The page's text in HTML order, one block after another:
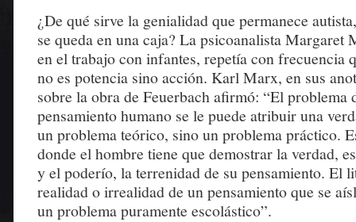
¿De qué sirve la genialidad que permanece
se queda en una caja? La psicoanalista Margaret
en el trabajo con infantes, repetía con frecuencia
no es potencia sino acción. Karl Marx, en sus
sobre la obra de Feuerbach afirmó: “El problema
pensamiento humano se le puede atribuir una
un problema teórico, sino un problema práctico.
donde el hombre tiene que demostrar la verdad,
y el poderío, la terrenidad de su pensamiento. El
realidad o irrealidad de un pensamiento que se
un problema puramente escolástico”.